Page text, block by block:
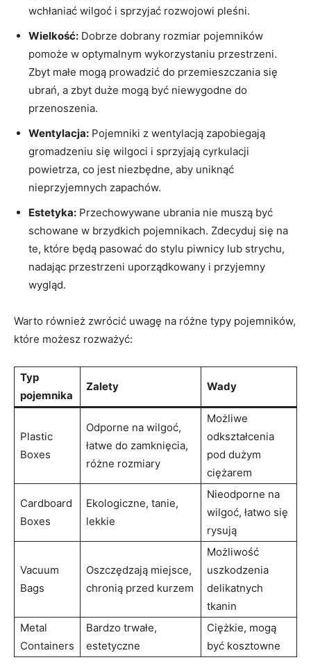
wchłaniać wilgoć i sprzyjać rozwojowi pleśni.
Wielkość: Dobrze dobrany rozmiar pojemników
pomoże w optymalnym wykorzystaniu przestrzeni.
Zbyt małe mogą prowadzić do przemieszczania się
ubrań, a zbyt duże mogą być niewygodne do
przenoszenia.
Wentylacja: Pojemniki z wentylacją zapobiegają
gromadzeniu się wilgoci i sprzyjają cyrkulacji
powietrza, co jest niezbędne, aby uniknąć
nieprzyjemnych zapachów.
Estetyka: Przechowywane ubrania nie muszą być
schowane w brzydkich pojemnikach. Zdecyduj się na
te, które będą pasować do stylu piwnicy lub strychu,
nadając przestrzeni uporządkowany i przyjemny
wygląd.
Warto również zwrócić uwagę na różne typy pojemników,
które możesz rozważyć:
Typ
pojemnika
Zalety Wady
Plastic
Boxes
Odporne na wilgoć,
łatwe do zamknięcia,
różne rozmiary
Możliwe
odkształcenia
pod dużym
ciężarem
Cardboard
Boxes
Ekologiczne, tanie,
lekkie
Nieodporne na
wilgoć, łatwo się
rysują
Vacuum
Bags
Oszczędzają miejsce,
chronią przed kurzem
Możliwość
uszkodzenia
delikatnych
tkanin
Metal
Containers
Bardzo trwałe,
estetyczne
Ciężkie, mogą
być kosztowne